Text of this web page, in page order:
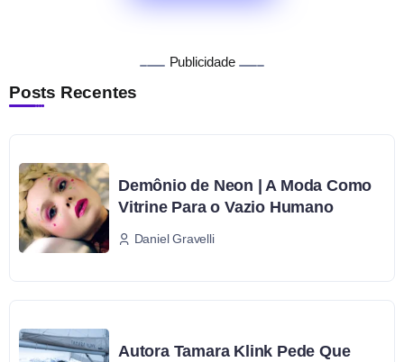
Publicidade
Posts Recentes
Demônio de Neon | A Moda Como
Vitrine Para o Vazio Humano
Daniel Gravelli
Autora Tamara Klink Pede Que